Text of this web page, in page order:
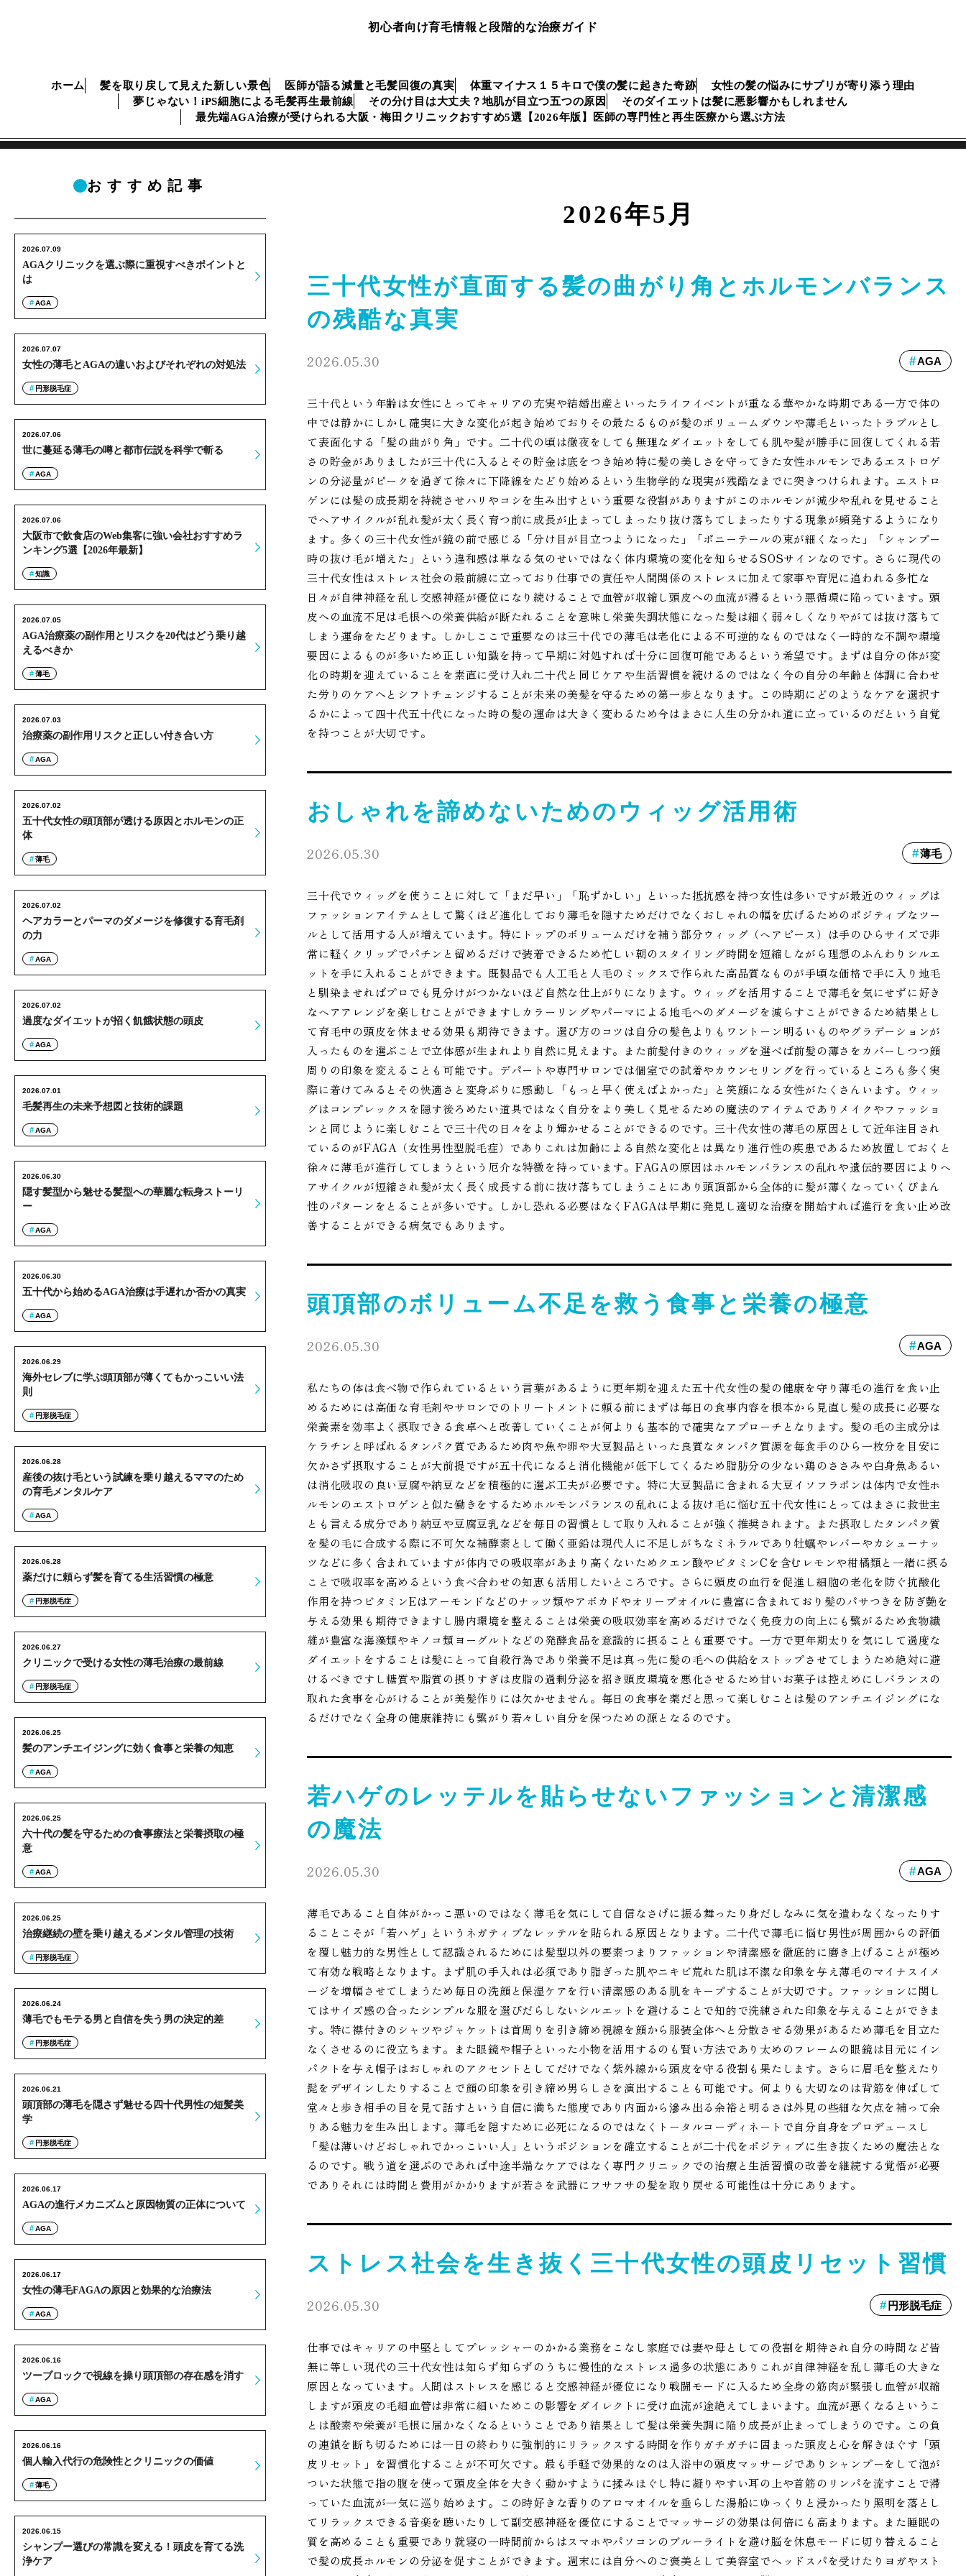
初心者向け育毛情報と段階的な治療ガイド
ホーム 髪を取り戻して見えた新しい景色 医師が語る減量と毛髪回復の真実 体重マイナス１５キロで僕の髪に起きた奇跡
女性の髪の悩みにサプリが寄り添う理由
夢じゃない！iPS細胞による毛髪再生最前線
その分け目は大丈夫？地肌が目立つ五つの原因
そのダイエットは髪に悪影響かもしれません
最先端AGA治療が受けられる大阪・梅田クリニックおすすめ5選【2026年版】医師の専門性と再生医療から選ぶ方法
2026年5月
三十代女性が直面する髪の曲がり角とホルモンバランス
の残酷な真実
2026.05.30 AGA
三十代という年齢は女性にとってキャリアの充実や結婚出産といったライフイベントが重なる華やかな時期である一方で体の
中では静かにしかし確実に大きな変化が起き始めておりその最たるものが髪のボリュームダウンや薄毛といったトラブルとし
て表面化する「髪の曲がり角」です。二十代の頃は徹夜をしても無理なダイエットをしても肌や髪が勝手に回復してくれる若
さの貯金がありましたが三十代に入るとその貯金は底をつき始め特に髪の美しさを守ってきた女性ホルモンであるエストロゲ
ンの分泌量がピークを過ぎて徐々に下降線をたどり始めるという生物学的な現実が残酷なまでに突きつけられます。エストロ
ゲンには髪の成長期を持続させハリやコシを生み出すという重要な役割がありますがこのホルモンが減少や乱れを見せること
でヘアサイクルが乱れ髪が太く長く育つ前に成長が止まってしまったり抜け落ちてしまったりする現象が頻発するようになり
ます。多くの三十代女性が鏡の前で感じる「分け目が目立つようになった」「ポニーテールの束が細くなった」「シャンプー
時の抜け毛が増えた」という違和感は単なる気のせいではなく体内環境の変化を知らせるSOSサインなのです。さらに現代の
三十代女性はストレス社会の最前線に立っており仕事での責任や人間関係のストレスに加えて家事や育児に追われる多忙な
日々が自律神経を乱し交感神経が優位になり続けることで血管が収縮し頭皮への血流が滞るという悪循環に陥っています。頭
皮への血流不足は毛根への栄養供給が断たれることを意味し栄養失調状態になった髪は細く弱々しくなりやがては抜け落ちて
しまう運命をたどります。しかしここで重要なのは三十代での薄毛は老化による不可逆的なものではなく一時的な不調や環境
要因によるものが多いため正しい知識を持って早期に対処すれば十分に回復可能であるという希望です。まずは自分の体が変
化の時期を迎えていることを素直に受け入れ二十代と同じケアや生活習慣を続けるのではなく今の自分の年齢と体調に合わせ
た労りのケアへとシフトチェンジすることが未来の美髪を守るための第一歩となります。この時期にどのようなケアを選択す
るかによって四十代五十代になった時の髪の運命は大きく変わるため今はまさに人生の分かれ道に立っているのだという自覚
を持つことが大切です。
おしゃれを諦めないためのウィッグ活用術
2026.05.30 薄毛
三十代でウィッグを使うことに対して「まだ早い」「恥ずかしい」といった抵抗感を持つ女性は多いですが最近のウィッグは
ファッションアイテムとして驚くほど進化しており薄毛を隠すためだけでなくおしゃれの幅を広げるためのポジティブなツー
ルとして活用する人が増えています。特にトップのボリュームだけを補う部分ウィッグ（ヘアピース）は手のひらサイズで非
常に軽くクリップでパチンと留めるだけで装着できるため忙しい朝のスタイリング時間を短縮しながら理想のふんわりシルエ
ットを手に入れることができます。既製品でも人工毛と人毛のミックスで作られた高品質なものが手頃な価格で手に入り地毛
と馴染ませればプロでも見分けがつかないほど自然な仕上がりになります。ウィッグを活用することで薄毛を気にせずに好き
なヘアアレンジを楽しむことができますしカラーリングやパーマによる地毛へのダメージを減らすことができるため結果とし
て育毛中の頭皮を休ませる効果も期待できます。選び方のコツは自分の髪色よりもワントーン明るいものやグラデーションが
入ったものを選ぶことで立体感が生まれより自然に見えます。また前髪付きのウィッグを選べば前髪の薄さをカバーしつつ顔
周りの印象を変えることも可能です。デパートや専門サロンでは個室での試着やカウンセリングを行っているところも多く実
際に着けてみるとその快適さと変身ぶりに感動し「もっと早く使えばよかった」と笑顔になる女性がたくさんいます。ウィッ
グはコンプレックスを隠す後ろめたい道具ではなく自分をより美しく見せるための魔法のアイテムでありメイクやファッショ
ンと同じように楽しむことで三十代の日々をより輝かせることができるのです。三十代女性の薄毛の原因として近年注目され
ているのがFAGA（女性男性型脱毛症）でありこれは加齢による自然な変化とは異なり進行性の疾患であるため放置しておくと
徐々に薄毛が進行してしまうという厄介な特徴を持っています。FAGAの原因はホルモンバランスの乱れや遺伝的要因によりヘ
アサイクルが短縮され髪が太く長く成長する前に抜け落ちてしまうことにあり頭頂部から全体的に髪が薄くなっていくびまん
性のパターンをとることが多いです。しかし恐れる必要はなくFAGAは早期に発見し適切な治療を開始すれば進行を食い止め改
善することができる病気でもあります。
頭頂部のボリューム不足を救う食事と栄養の極意
2026.05.30 AGA
私たちの体は食べ物で作られているという言葉があるように更年期を迎えた五十代女性の髪の健康を守り薄毛の進行を食い止
めるためには高価な育毛剤やサロンでのトリートメントに頼る前にまずは毎日の食事内容を根本から見直し髪の成長に必要な
栄養素を効率よく摂取できる食卓へと改善していくことが何よりも基本的で確実なアプローチとなります。髪の毛の主成分は
ケラチンと呼ばれるタンパク質であるため肉や魚や卵や大豆製品といった良質なタンパク質源を毎食手のひら一枚分を目安に
欠かさず摂取することが大前提ですが五十代になると消化機能が低下してくるため脂肪分の少ない鶏のささみや白身魚あるい
は消化吸収の良い豆腐や納豆などを積極的に選ぶ工夫が必要です。特に大豆製品に含まれる大豆イソフラボンは体内で女性ホ
ルモンのエストロゲンと似た働きをするためホルモンバランスの乱れによる抜け毛に悩む五十代女性にとってはまさに救世主
とも言える成分であり納豆や豆腐豆乳などを毎日の習慣として取り入れることが強く推奨されます。また摂取したタンパク質
を髪の毛に合成する際に不可欠な補酵素として働く亜鉛は現代人に不足しがちなミネラルであり牡蠣やレバーやカシューナッ
ツなどに多く含まれていますが体内での吸収率があまり高くないためクエン酸やビタミンCを含むレモンや柑橘類と一緒に摂る
ことで吸収率を高めるという食べ合わせの知恵も活用したいところです。さらに頭皮の血行を促進し細胞の老化を防ぐ抗酸化
作用を持つビタミンEはアーモンドなどのナッツ類やアボカドやオリーブオイルに豊富に含まれており髪のパサつきを防ぎ艶を
与える効果も期待できますし腸内環境を整えることは栄養の吸収効率を高めるだけでなく免疫力の向上にも繋がるため食物繊
維が豊富な海藻類やキノコ類ヨーグルトなどの発酵食品を意識的に摂ることも重要です。一方で更年期太りを気にして過度な
ダイエットをすることは髪にとって自殺行為であり栄養不足は真っ先に髪の毛への供給をストップさせてしまうため絶対に避
けるべきですし糖質や脂質の摂りすぎは皮脂の過剰分泌を招き頭皮環境を悪化させるため甘いお菓子は控えめにしバランスの
取れた食事を心がけることが美髪作りには欠かせません。毎日の食事を薬だと思って楽しむことは髪のアンチエイジングにな
るだけでなく全身の健康維持にも繋がり若々しい自分を保つための源となるのです。
若ハゲのレッテルを貼らせないファッションと清潔感
の魔法
2026.05.30 AGA
薄毛であること自体がかっこ悪いのではなく薄毛を気にして自信なさげに振る舞ったり身だしなみに気を遣わなくなったりす
ることこそが「若ハゲ」というネガティブなレッテルを貼られる原因となります。二十代で薄毛に悩む男性が周囲からの評価
を覆し魅力的な男性として認識されるためには髪型以外の要素つまりファッションや清潔感を徹底的に磨き上げることが極め
て有効な戦略となります。まず肌の手入れは必須であり脂ぎった肌やニキビ荒れた肌は不潔な印象を与え薄毛のマイナスイメ
ージを増幅させてしまうため毎日の洗顔と保湿ケアを行い清潔感のある肌をキープすることが大切です。ファッションに関し
てはサイズ感の合ったシンプルな服を選びだらしないシルエットを避けることで知的で洗練された印象を与えることができま
す。特に襟付きのシャツやジャケットは首周りを引き締め視線を顔から服装全体へと分散させる効果があるため薄毛を目立た
なくさせるのに役立ちます。また眼鏡や帽子といった小物を活用するのも賢い方法であり太めのフレームの眼鏡は目元にイン
パクトを与え帽子はおしゃれのアクセントとしてだけでなく紫外線から頭皮を守る役割も果たします。さらに眉毛を整えたり
髭をデザインしたりすることで顔の印象を引き締め男らしさを演出することも可能です。何よりも大切なのは背筋を伸ばして
堂々と歩き相手の目を見て話すという自信に満ちた態度であり内面から滲み出る余裕と明るさは外見の些細な欠点を補って余
りある魅力を生み出します。薄毛を隠すために必死になるのではなくトータルコーディネートで自分自身をプロデュースし
「髪は薄いけどおしゃれでかっこいい人」というポジションを確立することが二十代をポジティブに生き抜くための魔法とな
るのです。戦う道を選ぶのであれば中途半端なケアではなく専門クリニックでの治療と生活習慣の改善を継続する覚悟が必要
でありそれには時間と費用がかかりますが若さを武器にフサフサの髪を取り戻せる可能性は十分にあります。
ストレス社会を生き抜く三十代女性の頭皮リセット習慣
2026.05.30 円形脱毛症
仕事ではキャリアの中堅としてプレッシャーのかかる業務をこなし家庭では妻や母としての役割を期待され自分の時間など皆
無に等しい現代の三十代女性は知らず知らずのうちに慢性的なストレス過多の状態にありこれが自律神経を乱し薄毛の大きな
原因となっています。人間はストレスを感じると交感神経が優位になり戦闘モードに入るため全身の筋肉が緊張し血管が収縮
しますが頭皮の毛細血管は非常に細いためこの影響をダイレクトに受け血流が途絶えてしまいます。血流が悪くなるというこ
とは酸素や栄養が毛根に届かなくなるということであり結果として髪は栄養失調に陥り成長が止まってしまうのです。この負
の連鎖を断ち切るためには一日の終わりに強制的にリラックスする時間を作りガチガチに固まった頭皮と心を解きほぐす「頭
皮リセット」を習慣化することが不可欠です。最も手軽で効果的なのは入浴中の頭皮マッサージでありシャンプーをして泡が
ついた状態で指の腹を使って頭皮全体を大きく動かすように揉みほぐし特に凝りやすい耳の上や首筋のリンパを流すことで滞
っていた血流が一気に巡り始めます。この時好きな香りのアロマオイルを垂らした湯船にゆっくりと浸かったり照明を落とし
てリラックスできる音楽を聴いたりして副交感神経を優位にすることでマッサージの効果は何倍にも高まります。また睡眠の
質を高めることも重要であり就寝の一時間前からはスマホやパソコンのブルーライトを避け脳を休息モードに切り替えること
で髪の成長ホルモンの分泌を促すことができます。週末には自分へのご褒美として美容室でヘッドスパを受けたりヨガやスト
おすすめ記事
AGAクリニックを選ぶ際に重視すべきポイントと
は
2026.07.09
AGA
女性の薄毛とAGAの違いおよびそれぞれの対処法
2026.07.07
円形脱毛症
世に蔓延る薄毛の噂と都市伝説を科学で斬る
2026.07.06
AGA
大阪市で飲食店のWeb集客に強い会社おすすめラ
ンキング5選【2026年最新】
2026.07.06
知識
AGA治療薬の副作用とリスクを20代はどう乗り越
えるべきか
2026.07.05
薄毛
治療薬の副作用リスクと正しい付き合い方
2026.07.03
AGA
五十代女性の頭頂部が透ける原因とホルモンの正
体
2026.07.02
薄毛
ヘアカラーとパーマのダメージを修復する育毛剤
の力
2026.07.02
AGA
過度なダイエットが招く飢餓状態の頭皮
2026.07.02
AGA
毛髪再生の未来予想図と技術的課題
2026.07.01
AGA
隠す髪型から魅せる髪型への華麗な転身ストーリ
ー
2026.06.30
AGA
五十代から始めるAGA治療は手遅れか否かの真実
2026.06.30
AGA
海外セレブに学ぶ頭頂部が薄くてもかっこいい法
則
2026.06.29
円形脱毛症
産後の抜け毛という試練を乗り越えるママのため
の育毛メンタルケア
2026.06.28
AGA
薬だけに頼らず髪を育てる生活習慣の極意
2026.06.28
円形脱毛症
クリニックで受ける女性の薄毛治療の最前線
2026.06.27
円形脱毛症
髪のアンチエイジングに効く食事と栄養の知恵
2026.06.25
AGA
六十代の髪を守るための食事療法と栄養摂取の極
意
2026.06.25
AGA
治療継続の壁を乗り越えるメンタル管理の技術
2026.06.25
円形脱毛症
薄毛でもモテる男と自信を失う男の決定的差
2026.06.24
円形脱毛症
頭頂部の薄毛を隠さず魅せる四十代男性の短髪美
学
2026.06.21
円形脱毛症
AGAの進行メカニズムと原因物質の正体について
2026.06.17
AGA
女性の薄毛FAGAの原因と効果的な治療法
2026.06.17
AGA
ツーブロックで視線を操り頭頂部の存在感を消す
2026.06.16
AGA
個人輸入代行の危険性とクリニックの価値
2026.06.16
薄毛
シャンプー選びの常識を変える！頭皮を育てる洗
浄ケア
2026.06.15